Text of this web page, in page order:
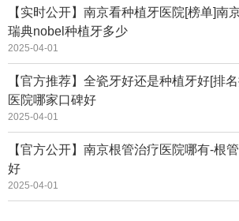
【实时公开】南京看种植牙医院[榜单]南
瑞典nobel种植牙多少
2025-04-01
【官方推荐】全瓷牙好还是种植牙好[排
医院哪家口碑好
2025-04-01
【官方公开】南京根管治疗医院哪有-根
好
2025-04-01